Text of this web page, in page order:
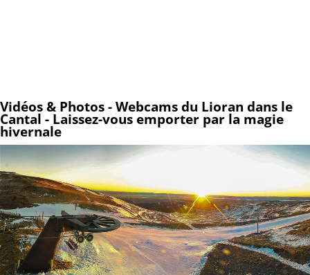
Vidéos & Photos - Webcams du Lioran dans le
Cantal - Laissez-vous emporter par la magie
hivernale